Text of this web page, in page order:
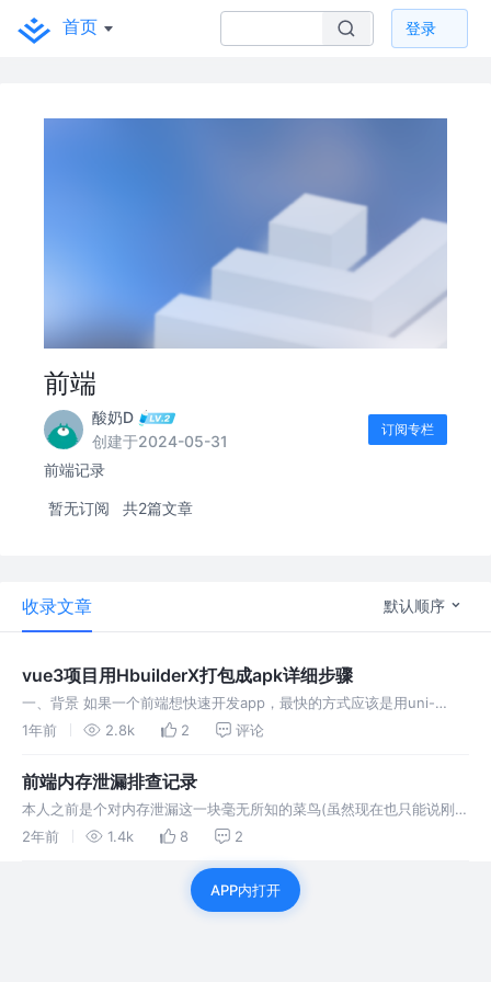
首页 登录
前端
酸奶D
创建于2024-05-31
订阅专栏
前端记录
暂无订阅 共2篇文章
收录文章 默认顺序
vue3项目用HbuilderX打包成apk详细步骤
一、背景 如果一个前端想快速开发app，最快的方式应该是用uni-
app。 但我之前脑袋秀逗了，只想到用vue3开发h5，然后部署之后把
1年前 2.8k 2 评论
前端内存泄漏排查记录
本人之前是个对内存泄漏这一块毫无所知的菜鸟(虽然现在也只能说刚入
门)。 首先是测试说这个系统点着点着就会出现崩溃的情况，说出现概
2年前 1.4k 8 2
APP内打开